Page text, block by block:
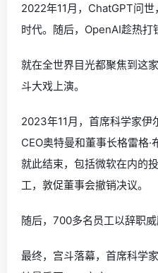
2022年11月，ChatGPT问
时代。随后，OpenAI趁热打
就在全世界目光都聚焦到这
斗大戏上演。
2023年11月，首席科学家伊
CEO奥特曼和董事长格雷格
就此结束，包括微软在内的
工，敦促董事会撤销决议。
随后，700多名员工以辞职
最终，宫斗落幕，首席科学